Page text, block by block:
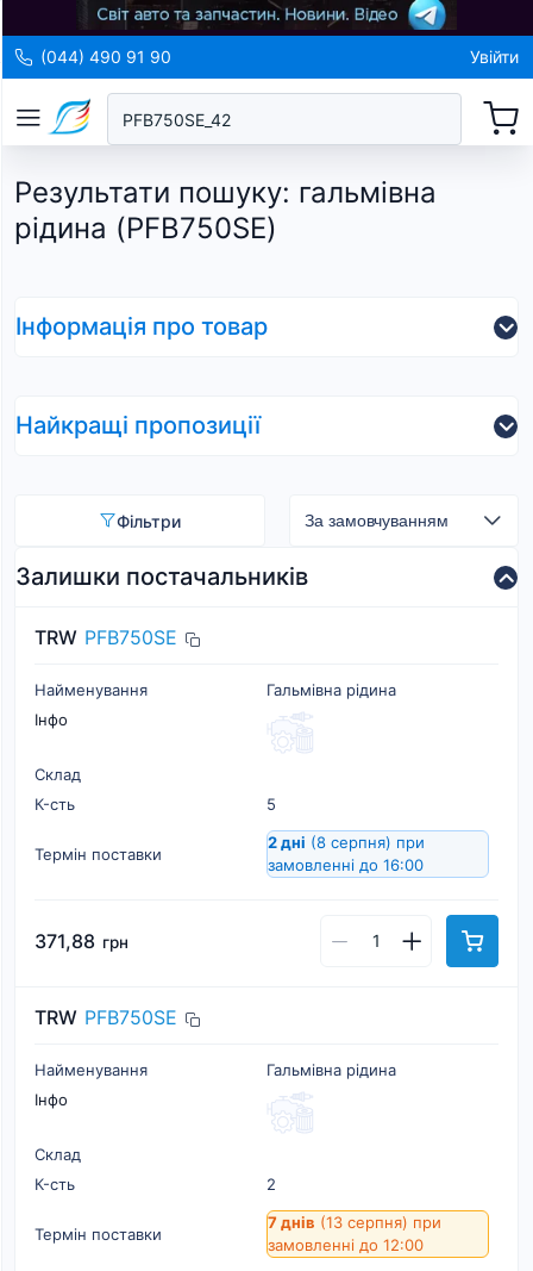
(044) 490 91 90 Увійти
Результати пошуку: гальмівна
рідина (PFB750SE)
Інформація про товар
Найкращі пропозиції
Фільтри
Залишки постачальників
TRW PFB750SE
Найменування
Гальмівна рідина
Інфо
Склад
К-cть
5
Термін поставки
2 дні (8 серпня) при
замовленні до 16:00
371,88 грн
TRW PFB750SE
Найменування
Гальмівна рідина
Інфо
Склад
К-cть
2
Термін поставки
7 днів (13 серпня) при
замовленні до 12:00